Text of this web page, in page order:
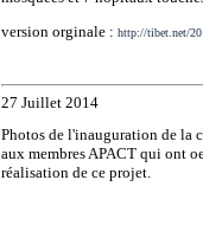
version orginale : http://tibet.net/
27 Juillet 2014
Photos de l'inauguration de la
aux membres APACT qui ont
réalisation de ce projet.